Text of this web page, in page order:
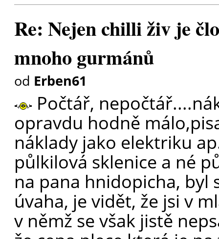
Re: Nejen chilli živ je
mnoho gurmánů
od Erben61
Počtář,
opravdu hodně
náklady jako elektriku
půlkilová sklenice a né
na pana hnidopicha, byl
úvaha, je vidět, že jsi v
v němž se však jistě